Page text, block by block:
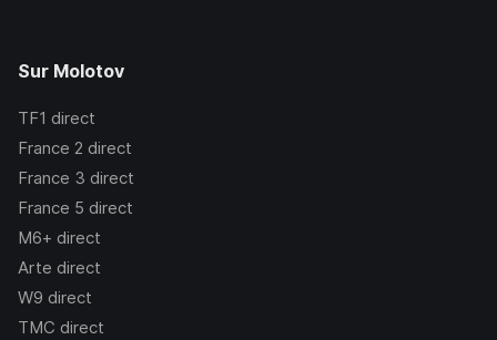
Sur Molotov
TF1 direct
France 2 direct
France 3 direct
France 5 direct
M6+ direct
Arte direct
W9 direct
TMC direct